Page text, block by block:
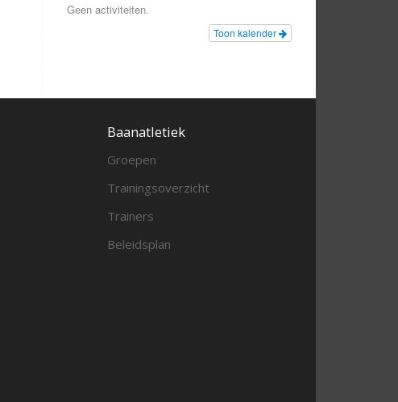
Geen activiteiten.
Toon kalender
Baanatletiek
Groepen
Trainingsoverzicht
Trainers
Beleidsplan